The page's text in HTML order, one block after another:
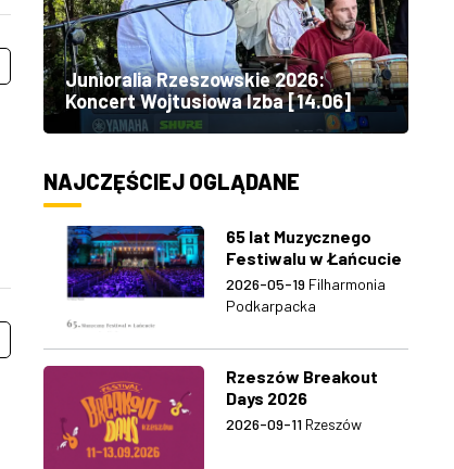
Junioralia Rzeszowskie 2026:
Koncert Wojtusiowa Izba [14.06]
NAJCZĘŚCIEJ OGLĄDANE
65 lat Muzycznego
Festiwalu w Łańcucie
2026-05-19 Filharmonia
Podkarpacka
Rzeszów Breakout
Days 2026
2026-09-11 Rzeszów